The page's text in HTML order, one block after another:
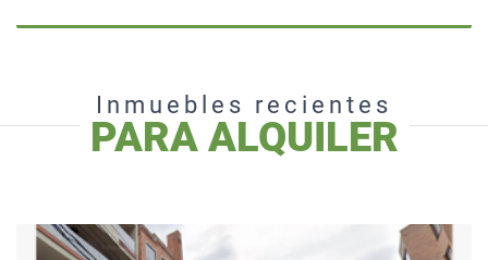
Inmuebles recientes
PARA ALQUILER